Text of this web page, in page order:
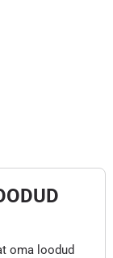
oma loodud